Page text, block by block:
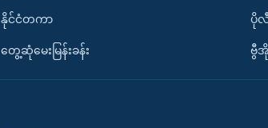
နိုင်ငံတကာ
တွေ့ဆုံမေးမြန်းခန်း
ပို
ဗွီ